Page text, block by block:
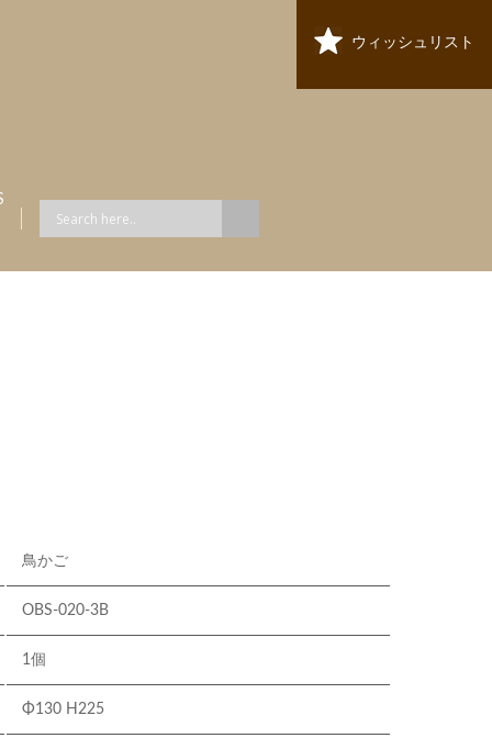
ウィッシュリスト
鳥かご
OBS-020-3B
1個
Φ130 H225